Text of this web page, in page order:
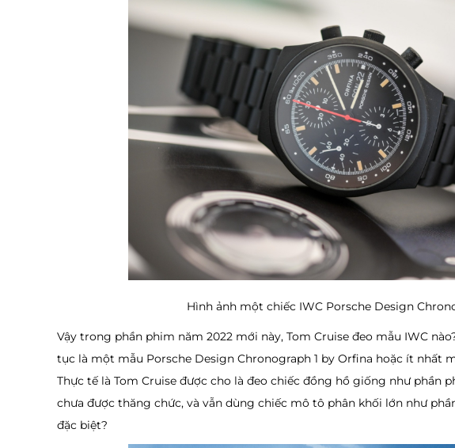
Hình ảnh một chiếc IWC Porsche Design
Vậy trong phần phim năm 2022 mới này, Tom Cruise đeo mẫu IWC
tục là một mẫu Porsche Design Chronograph 1 by Orfina hoặc ít nhất
Thực tế là Tom Cruise được cho là đeo chiếc đồng hồ giống như phần
chưa được thăng chức, và vẫn dùng chiếc mô tô phân khối lớn như
đặc biệt?